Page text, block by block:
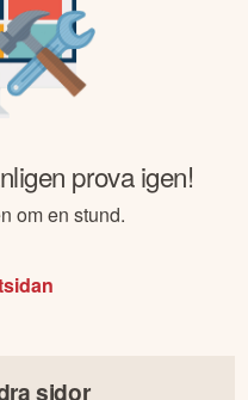
prova igen!
om en stund.
sidor